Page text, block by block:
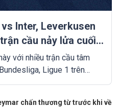
Inter, Leverkusen
cầu nảy lửa cuối
với nhiều trận cầu tâm
Ligue 1 trên
chấn thương từ trước khi về